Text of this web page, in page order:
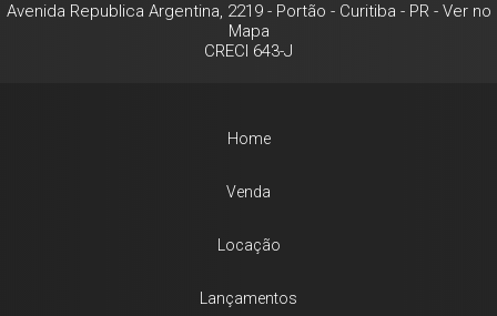
Avenida Republica Argentina, 2219- Portão - Curitiba - PR- Ver no
Mapa
CRECI 643-J
Home
Venda
Locação
Lançamentos